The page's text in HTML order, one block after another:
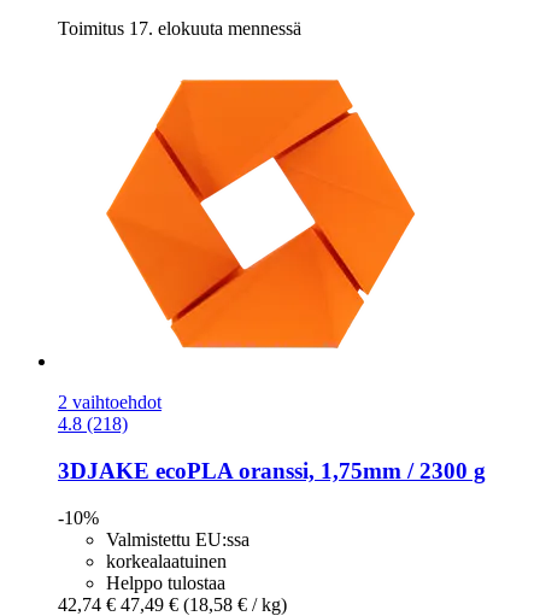
Toimitus 17. elokuuta mennessä
2 vaihtoehdot
4.8 (218)
3DJAKE ecoPLA oranssi, 1,75mm / 2300 g
-10%
Valmistettu EU:ssa
korkealaatuinen
Helppo tulostaa
42,74 € 47,49 € (18,58 € / kg)